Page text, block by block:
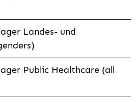
Landes- und
Public Healthcare (all